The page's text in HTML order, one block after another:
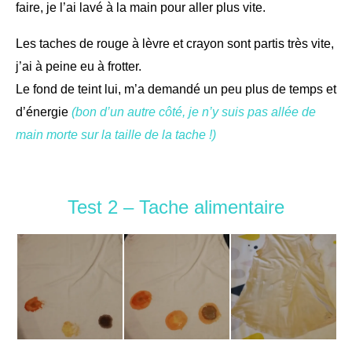
faire, je l’ai lavé à la main pour aller plus vite.
Les taches de rouge à lèvre et crayon sont partis très vite,
j’ai à peine eu à frotter.
Le fond de teint lui, m’a demandé un peu plus de temps et
d’énergie (bon d’un autre côté, je n’y suis pas allée de
main morte sur la taille de la tache !)
Test 2 – Tache alimentaire